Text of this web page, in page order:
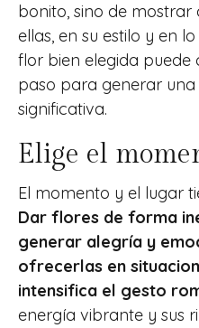
bonito, sino de mostrar
ellas, en su estilo y en
flor bien elegida puede
paso para generar
significativa.
Elige el
El momento y el lugar
Dar flores de forma
generar alegría y
ofrecerlas en
intensifica el gesto
energía vibrante y sus